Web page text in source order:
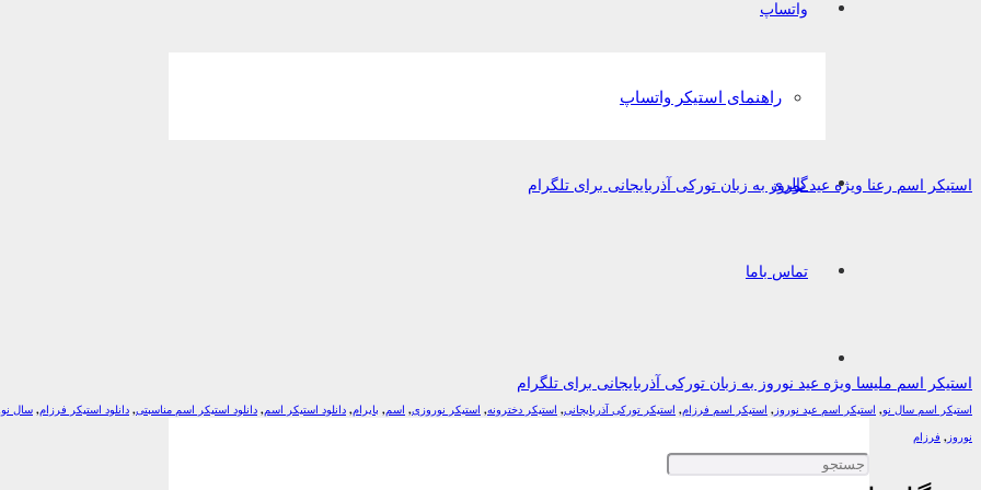
واتساپ
راهنمای استیکر واتساپ
گالری
تماس باما
استیکر اسم رعنا ویژه عید نوروز به زبان تورکی آذربایجانی برای تلگرام
استیکر اسم ملیسا ویژه عید نوروز به زبان تورکی آذربایجانی برای تلگرام
استیکر اسم سال نو, استیکر اسم عید نوروز , استیکر اسم فرزام, استیکر تورکی آذربایجانی, استیکر دخترونه, استیکر نوروزی, اسم, بایرام, دانلود استیکر اسم, دانلود استیکر اسم مناسبتی, دانلود استیکر فرزام, سال نو
نوروز , فرزام